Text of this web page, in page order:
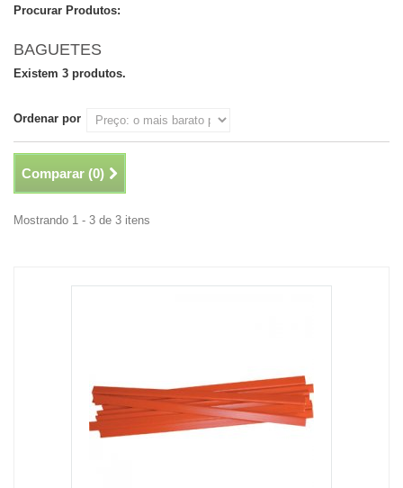
Procurar Produtos:
BAGUETES
Existem 3 produtos.
Ordenar por
Comparar (0)
Mostrando 1 - 3 de 3 itens